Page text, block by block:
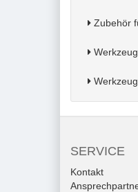
Zubehör
Werkzeug
SERVICE
Kontakt